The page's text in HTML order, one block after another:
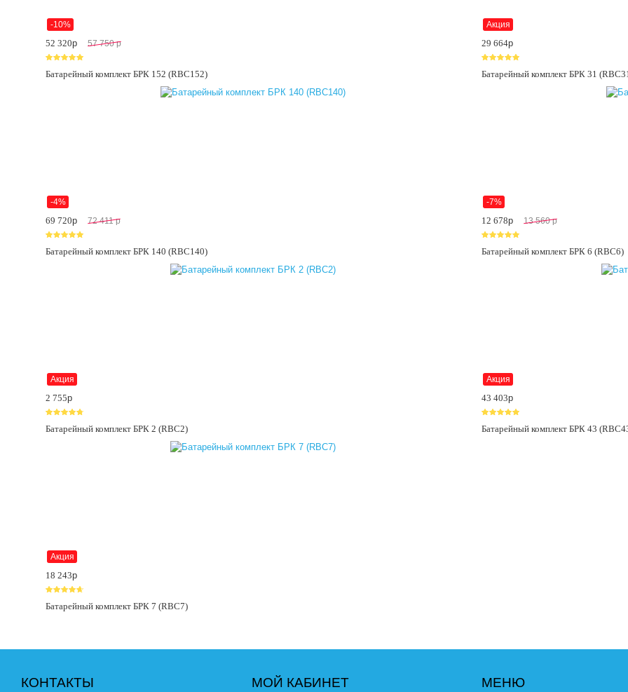
-10%
52 320p 57 750 p
Батарейный комплект БРК 152 (RBC152)
Акция
29 664p
Батарейный комплект БРК 31
-4%
69 720p 72 411 p
Батарейный комплект БРК 140 (RBC140)
-7%
12 678p 13 560 p
Батарейный комплект БРК 6 (RBC6)
Акция
2 755p
Батарейный комплект БРК 2 (RBC2)
Акция
43 403p
Батарейный комплект БРК 43
Акция
18 243p
Батарейный комплект БРК 7 (RBC7)
КОНТАКТЫ МОЙ КАБИНЕТ МЕНЮ